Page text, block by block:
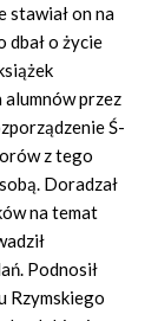
stawiał on na
dbał o życie
przez
Ś-
z tego
Doradzał
na temat
Podnosił
Rzymskiego